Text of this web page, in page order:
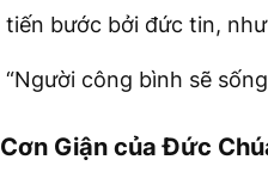
tiến bước bởi đức tin,
“Người công bình sẽ
Cơn Giận của Đức